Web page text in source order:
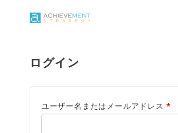
ログイン
ユーザー名またはメールアドレス *